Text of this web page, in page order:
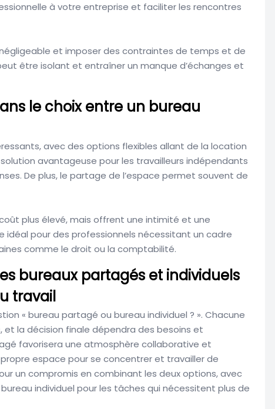
à votre entreprise et faciliter les rencontres
et imposer des contraintes de temps et de
être isolant et entraîner un manque d’échanges et
le choix entre un bureau
avec des options flexibles allant de la location
avantageuse pour les travailleurs indépendants
De plus, le partage de l’espace permet souvent de
plus élevé, mais offrent une intimité et une
pour des professionnels nécessitant un cadre
comme le droit ou la comptabilité.
bureaux partagés et individuels
travail
« bureau partagé ou bureau individuel ? ». Chacune
la décision finale dépendra des besoins et
favorisera une atmosphère collaborative et
espace pour se concentrer et travailler de
un compromis en combinant les deux options, avec
individuel pour les tâches qui nécessitent plus de